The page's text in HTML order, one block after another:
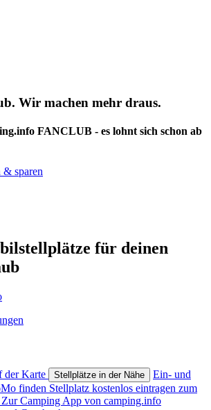
Wir machen mehr draus.
FANCLUB - es lohnt sich schon ab
sparen
für deinen
der Karte Stellplätze in der Nähe
Ein- und
finden Stellplatz kostenlos eintragen zum
Zur Camping App von camping.info